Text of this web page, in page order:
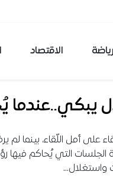
الاقتصاد
على أمل اللّقاء، بينما لم
الجلسات التي يُحاكم
واستغلال…